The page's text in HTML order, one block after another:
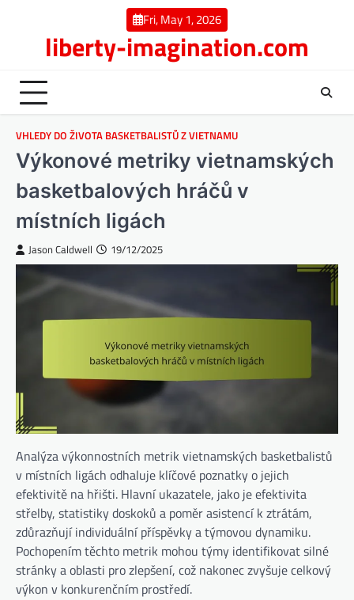
Fri, May 1, 2026
liberty-imagination.com
VHLEDY DO ŽIVOTA BASKETBALISTŮ Z VIETNAMU
Výkonové metriky vietnamských
basketbalových hráčů v
místních ligách
Jason Caldwell 19/12/2025
Analýza výkonnostních metrik vietnamských basketbalistů
v místních ligách odhaluje klíčové poznatky o jejich
efektivitě na hřišti. Hlavní ukazatele, jako je efektivita
střelby, statistiky doskoků a poměr asistencí k ztrátám,
zdůrazňují individuální příspěvky a týmovou dynamiku.
Pochopením těchto metrik mohou týmy identifikovat silné
stránky a oblasti pro zlepšení, což nakonec zvyšuje celkový
výkon v konkurenčním prostředí.